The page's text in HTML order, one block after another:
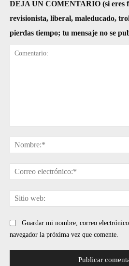
DEJA UN COMENTARIO (si eres
revisionista, liberal, maleducado,
pierdas tiempo; tu mensaje no se
Guardar mi nombre, correo
navegador la próxima vez que comente.